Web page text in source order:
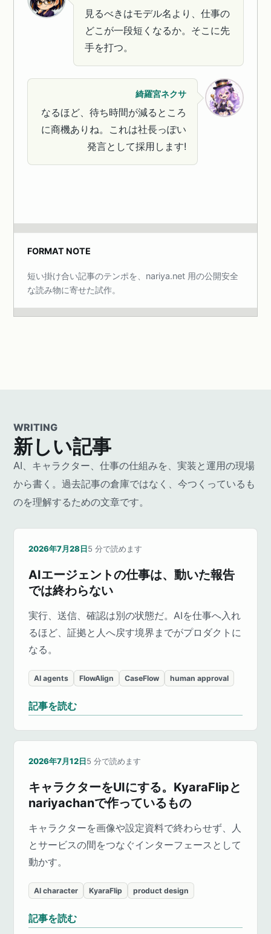
見るべきはモデル名より、仕事の
どこが一段短くなるか。そこに先
手を打つ。
綺羅宮ネクサ
なるほど、待ち時間が減るところ
に商機ありね。これは社長っぽい
発言として採用します!
FORMAT NOTE
短い掛け合い記事のテンポを、nariya.net 用の公開安全
な読み物に寄せた試作。
WRITING
新しい記事
AI、キャラクター、仕事の仕組みを、実装と運用の現場
から書く。過去記事の倉庫ではなく、今つくっているも
のを理解するための文章です。
2026年7月28日5 分で読めます
AIエージェントの仕事は、動いた報告
では終わらない
実行、送信、確認は別の状態だ。AIを仕事へ入れ
るほど、証拠と人へ戻す境界までがプロダクトに
なる。
AI agents FlowAlign CaseFlow human approval
記事を読む
2026年7月12日5 分で読めます
キャラクターをUIにする。KyaraFlipと
nariyachanで作っているもの
キャラクターを画像や設定資料で終わらせず、人
とサービスの間をつなぐインターフェースとして
動かす。
AI character KyaraFlip product design
記事を読む